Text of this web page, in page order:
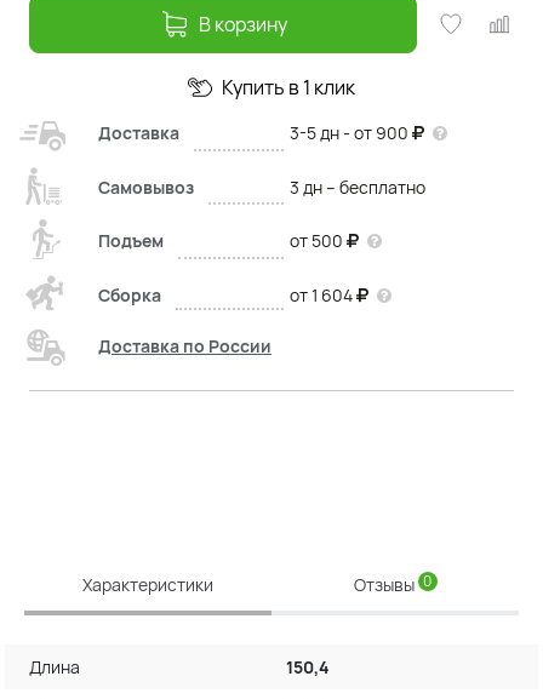
В корзину
Купить в 1 клик
Доставка 3-5 дн - от 900
Самовывоз 3 дн – бесплатно
Подъем от 500
Сборка от 1 604
Доставка по России
Характеристики Отзывы 0
Длина
150,4